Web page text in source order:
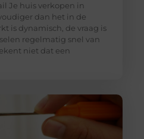
Je huis verkopen in
dan het in de
is dynamisch, de vraag is
regelmatig snel van
niet dat een